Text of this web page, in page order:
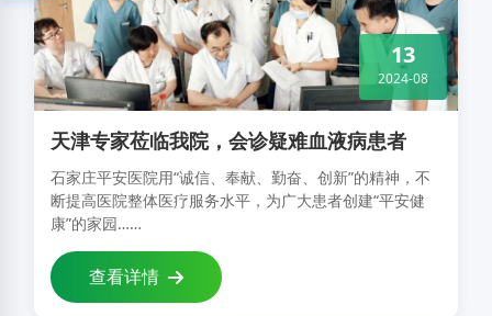
天津专家莅临我院，会诊疑难血液病患者
石家庄平安医院用“诚信、奉献、勤奋、创新”的精神，不
断提高医院整体医疗服务水平，为广大患者创建“平安健
康”的家园……
13
2024-08
查看详情